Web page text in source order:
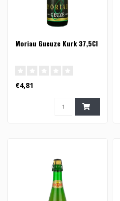
Moriau Gueuze Kurk 37,5Cl
€4,81